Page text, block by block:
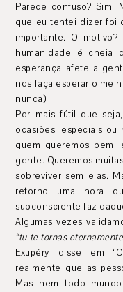
Parece confuso?
que eu tentei dizer foi
importante. O
humanidade é cheia
esperança afete a
nos faça esperar o
nunca).
Por mais fútil que
ocasiões, especiais ou
quem queremos bem,
gente. Queremos
sobreviver sem elas.
retorno uma hora
subconsciente faz
Algumas vezes
“tu te tornas
Exupéry disse em
realmente que as
Mas nem todo